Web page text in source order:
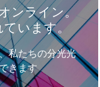
ンライン。
います。
私たちの分光光
きます